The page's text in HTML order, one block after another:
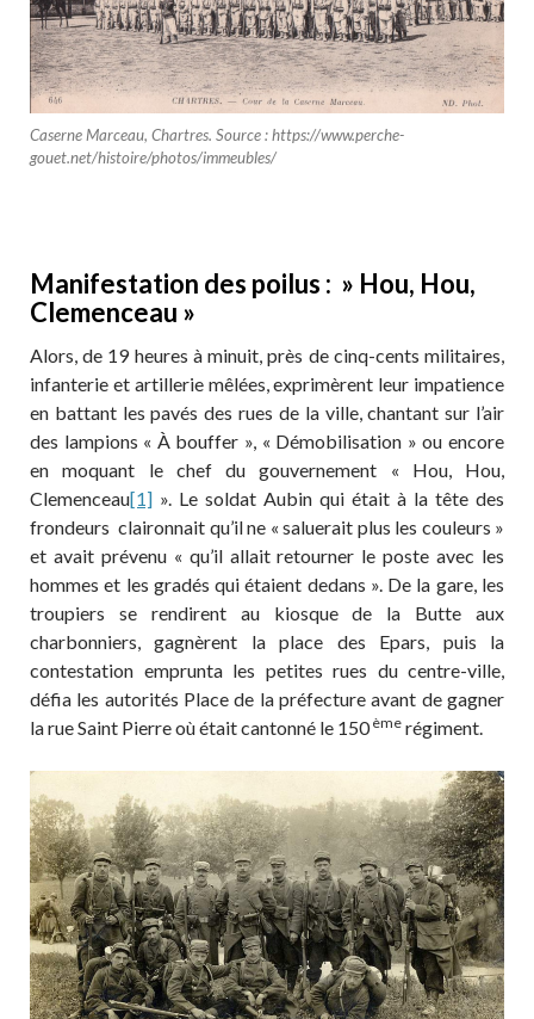
Caserne Marceau, Chartres. Source : https://www.perche-
gouet.net/histoire/photos/immeubles/
Manifestation des poilus : » Hou, Hou,
Clemenceau »
Alors, de 19 heures à minuit, près de cinq-cents militaires,
infanterie et artillerie mêlées, exprimèrent leur impatience
en battant les pavés des rues de la ville, chantant sur l’air
des lampions « À bouffer », « Démobilisation » ou encore
en moquant le chef du gouvernement « Hou, Hou,
Clemenceau[1] ». Le soldat Aubin qui était à la tête des
frondeurs claironnait qu’il ne « saluerait plus les couleurs »
et avait prévenu « qu’il allait retourner le poste avec les
hommes et les gradés qui étaient dedans ». De la gare, les
troupiers se rendirent au kiosque de la Butte aux
charbonniers, gagnèrent la place des Epars, puis la
contestation emprunta les petites rues du centre-ville,
défia les autorités Place de la préfecture avant de gagner
la rue Saint Pierre où était cantonné le 150 ème régiment.